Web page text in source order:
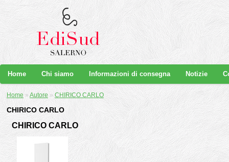
Home Chi siamo Informazioni di consegna Notizie
Home » Autore » CHIRICO CARLO
CHIRICO CARLO
CHIRICO CARLO